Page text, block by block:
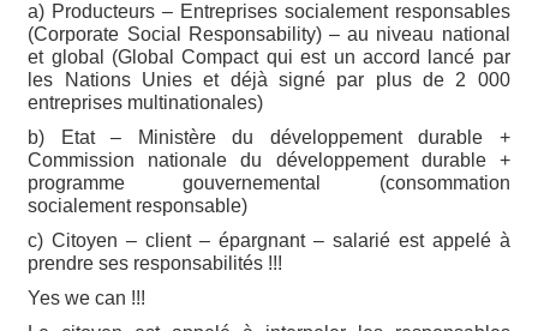
a) Producteurs – Entreprises socialement responsables
(Corporate Social Responsability) – au niveau national
et global (Global Compact qui est un accord lancé par
les Nations Unies et déjà signé par plus de 2 000
entreprises multinationales)
b) Etat – Ministère du développement durable +
Commission nationale du développement durable +
programme gouvernemental (consommation
socialement responsable)
c) Citoyen – client – épargnant – salarié est appelé à
prendre ses responsabilités !!!
Yes we can !!!